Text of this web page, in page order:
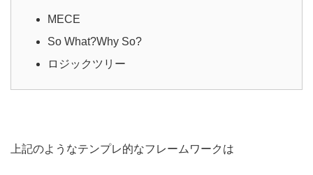
MECE
So What?Why So?
ロジックツリー
上記のようなテンプレ的なフレームワークは